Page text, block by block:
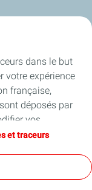
dans le but
votre expérience
française,
déposés par
vos
« Gérer
cookies. Dans le
les cookies
et traceurs